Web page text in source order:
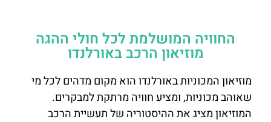
החוויה המושלמת לכל חולי ההגה
מוזיאון הרכב באורלנדו
מוזיאון המכוניות באורלנדו הוא מקום מדהים לכל מי
שאוהב מכוניות, ומציע חוויה מרתקת למבקרים.
המוזיאון מציג את ההיסטוריה של תעשיית הרכב